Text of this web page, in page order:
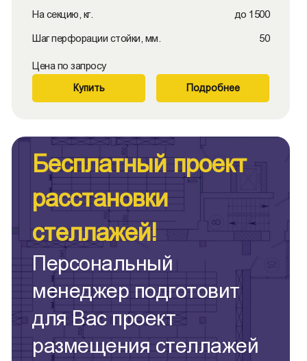
На секцию, кг. до 1500
Шаг перфорации стойки, мм. 50
Цена по запросу
Купить Подробнее
Бесплатный проект
расстановки
стеллажей!
Персональный
менеджер подготовит
для Вас проект
размещения стеллажей